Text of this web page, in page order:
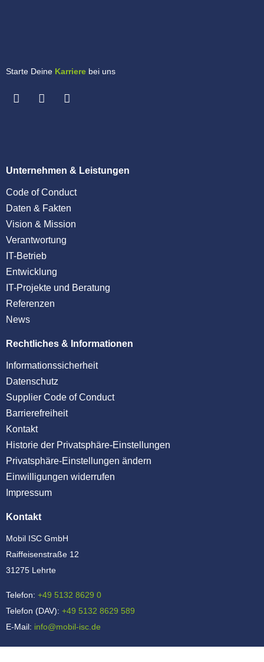
Starte Deine Karriere bei uns
Unternehmen & Leistungen
Code of Conduct
Daten & Fakten
Vision & Mission
Verantwortung
IT-Betrieb
Entwicklung
IT-Projekte und Beratung
Referenzen
News
Rechtliches & Informationen
Informationssicherheit
Datenschutz
Supplier Code of Conduct
Barrierefreiheit
Kontakt
Historie der Privatsphäre-Einstellungen
Privatsphäre-Einstellungen ändern
Einwilligungen widerrufen
Impressum
Kontakt
Mobil ISC GmbH
Raiffeisenstraße 12
31275 Lehrte
Telefon: +49 5132 8629 0
Telefon (DAV): +49 5132 8629 589
E-Mail: info@mobil-isc.de